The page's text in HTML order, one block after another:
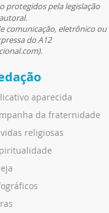
protegidos pela legislação
comunicação, eletrônico ou
do A12
aparecida
da fraternidade
religiosas